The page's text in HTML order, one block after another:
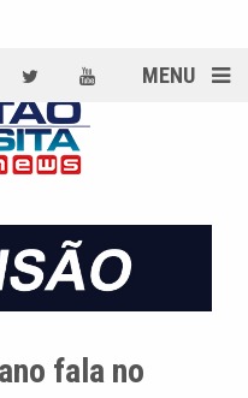
MENU
fala no